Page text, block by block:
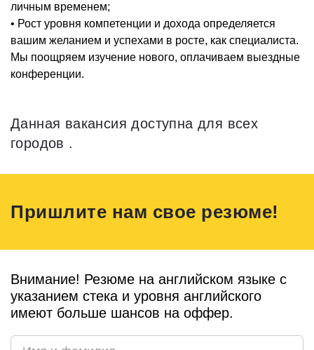
личным временем;
• Рост уровня компетенции и дохода определяется
вашим желанием и успехами в росте, как специалиста.
Мы поощряем изучение нового, оплачиваем выездные
конференции.
Данная вакансия доступна для всех
городов .
Пришлите нам свое резюме!
Внимание! Резюме на английском языке с
указанием стека и уровня английского
имеют больше шансов на оффер.